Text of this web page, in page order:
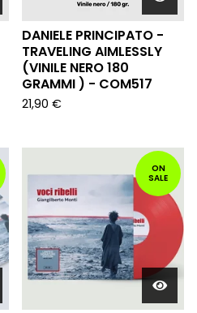
DANIELE PRINCIPATO -
TRAVELING AIMLESSLY
(VINILE NERO 180
GRAMMI ) - COM517
21,90 €
ON
SALE